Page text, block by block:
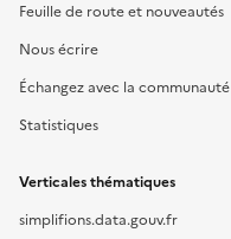
Feuille de route et nouveautés
Nous écrire
Échangez avec la communauté
Statistiques
Verticales thématiques
simplifions.data.gouv.fr